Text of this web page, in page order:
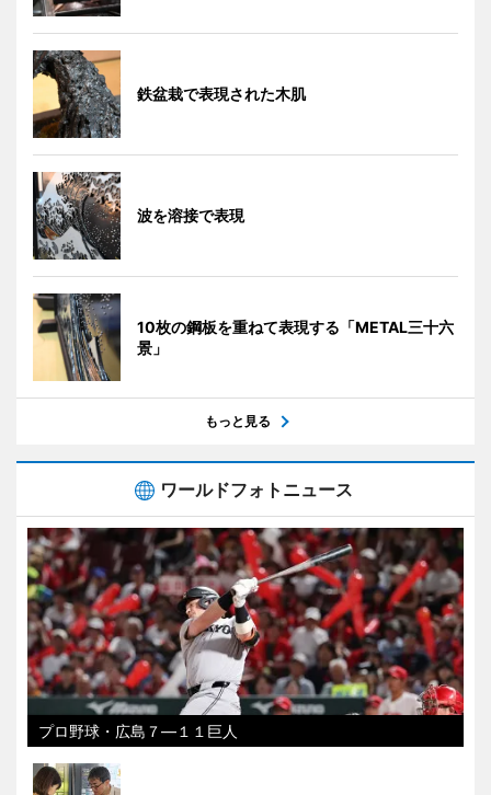
鉄盆栽で表現された木肌
波を溶接で表現
10枚の鋼板を重ねて表現する「METAL三十六
景」
もっと見る
ワールドフォトニュース
プロ野球・広島７―１１巨人